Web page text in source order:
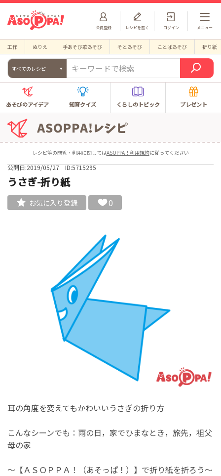
会員登録 ログイン
レシピを書く メニュー
工作 ぬりえ 手あそび歌あそび そとあそび ことばあそび 折り紙
すべてのレシピ
あそびのアイデア 知育クイズ くらしのトピック プレゼント
レシピ等の閲覧・利用に関してはASOPPA！利用規約に従ってください
公開日:2019/05/27 ID:5715295
うさぎ-折り紙
お気に入り登録 0
耳の角度を変えてもかわいいうさぎの折り方
こんなシーンでも：雨の日，家でひまなとき，旅先，祖父
母の家
～【ＡＳＯＰＰＡ！（あそっぱ！）】で折り紙を折ろう～